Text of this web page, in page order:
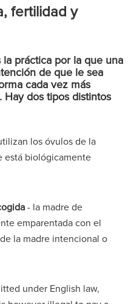
fertilidad y
práctica por la que una
de que le sea
cada vez más
Hay dos tipos distintos
los óvulos de la
está biológicamente
- la madre de
emparentada con el
la madre intencional o
under English law,